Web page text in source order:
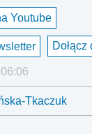
Youtube
Tkaczuk